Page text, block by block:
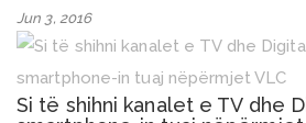
Jun 3, 2016
Si të shihni kanalet e TV dhe